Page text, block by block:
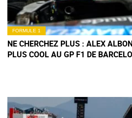
FORMULE 1
NE CHERCHEZ PLUS : ALEX
PLUS COOL AU GP F1 DE